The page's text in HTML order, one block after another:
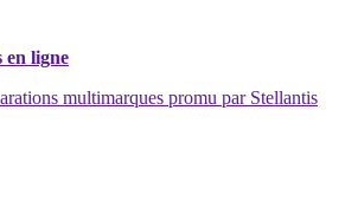
en ligne
multimarques promu par Stellantis